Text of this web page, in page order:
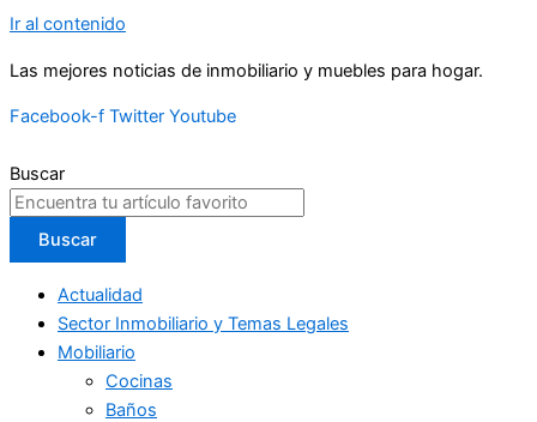
Ir al contenido
Las mejores noticias de inmobiliario y muebles para hogar.
Facebook-f Twitter Youtube
Buscar
Buscar
Actualidad
Sector Inmobiliario y Temas Legales
Mobiliario
Cocinas
Baños